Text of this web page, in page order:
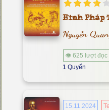
Binh Pháp
Nguyễn
👁 625 lượt đọc
1 Quyển
15.11.2024